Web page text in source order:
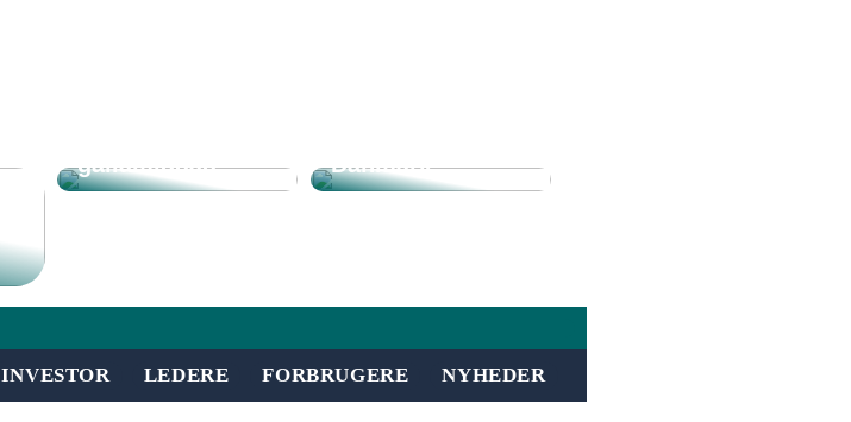
gallamiddag
Danmark
INVESTOR LEDERE FORBRUGERE NYHEDER